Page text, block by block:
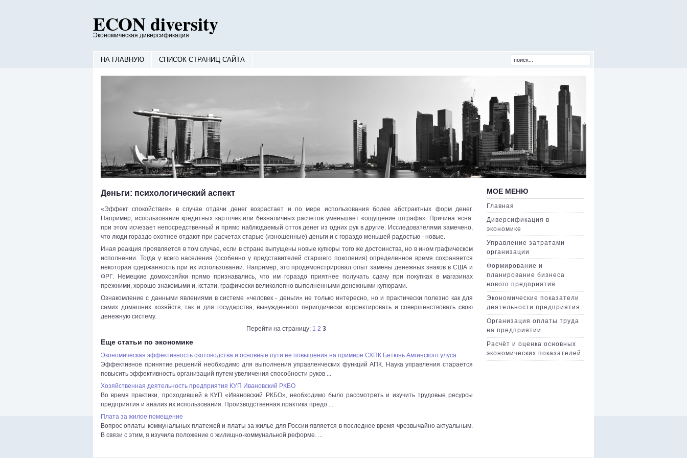
ECON diversity
Экономическая диверсификация
НА ГЛАВНУЮ СПИСОК СТРАНИЦ САЙТА
Деньги: психологический аспект
«Эффект спокойствия» в случае отдачи денег возрастает и по мере использования более абстрактных форм денег.
Например, использование кредитных карточек или безналичных расчетов уменьшает «ощущение штрафа». Причина ясна:
при этом исчезает непосредственный и прямо наблюдаемый отток денег из одних рук в другие. Исследователями замечено,
что люди гораздо охотнее отдают при расчетах старые (изношенные) деньги и с гораздо меньшей радостью - новые.
Иная реакция проявляется в том случае, если в стране выпущены новые купюры того же достоинства, но в ином графическом
исполнении. Тогда у всего населения (особенно у представителей старшего поколения) определенное время сохраняется
некоторая сдержанность при их использовании. Например, это продемонстрировал опыт замены денежных знаков в США и
ФРГ. Немецкие домохозяйки прямо признавались, что им гораздо приятнее получать сдачу при покупках в магазинах
прежними, хорошо знакомыми и, кстати, графически великолепно выполненными денежными купюрами.
Ознакомление с данными явлениями в системе «человек - деньги» не только интересно, но и практически полезно как для
самих домашних хозяйств, так и для государства, вынужденного периодически корректировать и совершенствовать свою
денежную систему.
Перейти на страницу: 1 2 3
Еще статьи по экономике
Экономическая эффективность скотоводства и основные пути ее повышения на примере СХПК Бетюнь Амгинского улуса
Эффективное принятие решений необходимо для выполнения управленческих функций АПК. Наука управления старается
повысить эффективность организаций путем увеличения способности руков ...
Хозяйственная деятельность предприятия КУП Ивановский РКБО
Во время практики, проходившей в КУП «Ивановский РКБО», необходимо было рассмотреть и изучить трудовые ресурсы
предприятия и анализ их использования. Производственная практика предо ...
Плата за жилое помещение
Вопрос оплаты коммунальных платежей и платы за жилье для России является в последнее время чрезвычайно актуальным.
В связи с этим, я изучила положение о жилищно-коммунальной реформе. ...
МОЕ МЕНЮ
Главная
Диверсификация в
экономике
Управление затратами
организации
Формирование и
планирование бизнеса
нового предприятия
Экономические показатели
деятельности предприятия
Организация оплаты труда
на предприятии
Расчёт и оценка основных
экономических показателей